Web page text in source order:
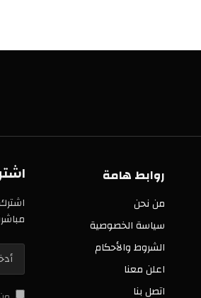
روابط هامة
من نحن
سياسة الخصوصية
الشروط والأحكام
اعلن معنا
اتصل بنا